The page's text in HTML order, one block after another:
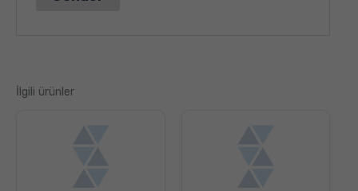
İlgili ürünler